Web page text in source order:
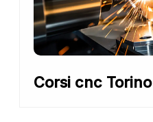
Corsi cnc Torino